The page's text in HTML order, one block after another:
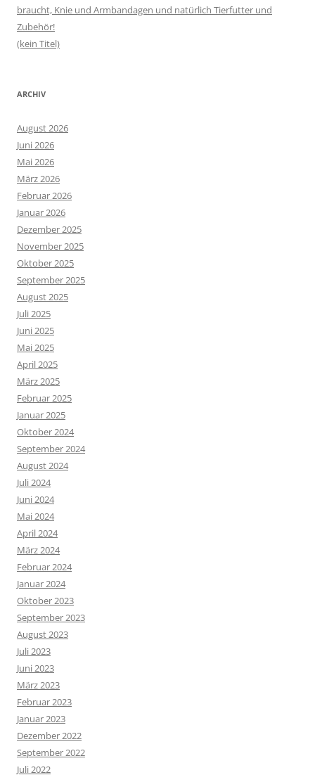
braucht, Knie und Armbandagen und natürlich Tierfutter und
Zubehör!
(kein Titel)
ARCHIV
August 2026
Juni 2026
Mai 2026
März 2026
Februar 2026
Januar 2026
Dezember 2025
November 2025
Oktober 2025
September 2025
August 2025
Juli 2025
Juni 2025
Mai 2025
April 2025
März 2025
Februar 2025
Januar 2025
Oktober 2024
September 2024
August 2024
Juli 2024
Juni 2024
Mai 2024
April 2024
März 2024
Februar 2024
Januar 2024
Oktober 2023
September 2023
August 2023
Juli 2023
Juni 2023
März 2023
Februar 2023
Januar 2023
Dezember 2022
September 2022
Juli 2022